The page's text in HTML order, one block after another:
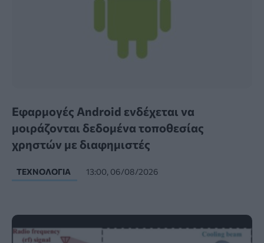
Εφαρμογές Android ενδέχεται να
μοιράζονται δεδομένα τοποθεσίας
χρηστών με διαφημιστές
ΤΕΧΝΟΛΟΓΊΑ 13:00, 06/08/2026